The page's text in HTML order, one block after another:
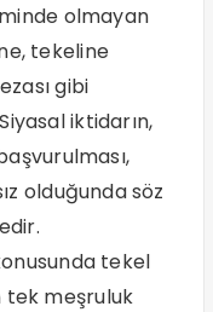
olmayan
tekeline
gibi
iktidarın,
olduğunda söz
tekel
tek meşruluk